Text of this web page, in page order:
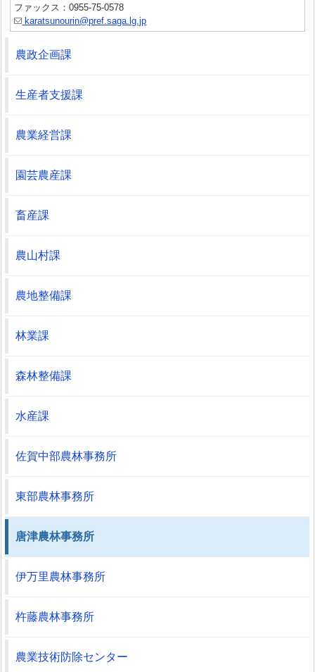
ファックス：0955-75-0578
karatsunourin@pref.saga.lg.jp
農政企画課
生産者支援課
農業経営課
園芸農産課
畜産課
農山村課
農地整備課
林業課
森林整備課
水産課
佐賀中部農林事務所
東部農林事務所
唐津農林事務所
伊万里農林事務所
杵藤農林事務所
農業技術防除センター